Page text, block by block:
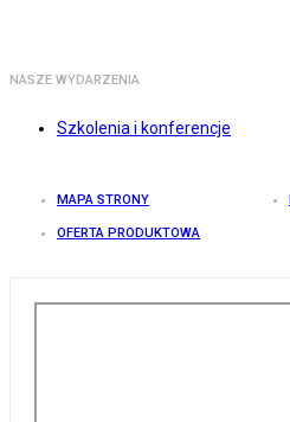
NASZE WYDARZENIA
Szkolenia i konferencje
MAPA STRONY
OFERTA PRODUKTOWA